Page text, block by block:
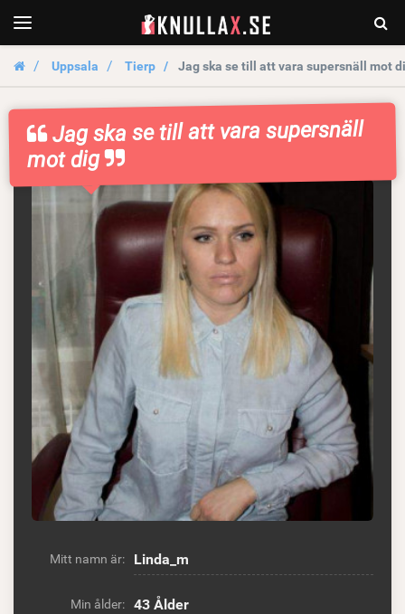
navigation
KnullaX.se
Uppsala Tierp Jag ska se till att vara supersnäll mot
Jag ska se till att vara supersnäll
mot dig
Mitt namn är: Linda_m
Min ålder: 43 Ålder